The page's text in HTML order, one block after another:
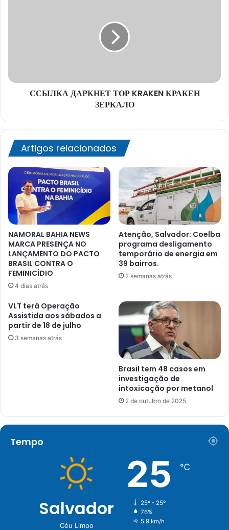
ССЫЛКА ДАРКНЕТ ТОР KRAKEN КРАКЕН
ЗЕРКАЛО
Artigos relacionados
NAMORAL BAHIA NEWS
MARCA PRESENÇA NO
LANÇAMENTO DO PACTO
BRASIL CONTRA O
FEMINICÍDIO
4 dias atrás
Atenção, Salvador: Coelba
programa desligamento
temporário de energia em
39 bairros.
2 semanas atrás
VLT terá Operação
Assistida aos sábados a
partir de 18 de julho
3 semanas atrás
Brasil tem 48 casos em
investigação de
intoxicação por metanol
2 de outubro de 2025
Tempo
Salvador
Céu Limpo
25 ℃
25º - 25º
76%
5.9 km/h